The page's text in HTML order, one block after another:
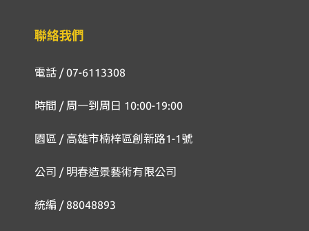
聯絡我們
電話 / 07-6113308
時間 / 周一到周日 10:00-19:00
園區 / 高雄市楠梓區創新路1-1號
公司 / 明春造景藝術有限公司
統編 / 88048893